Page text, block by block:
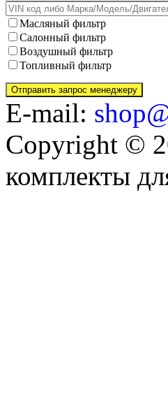
Масляный фильтр
Салонный фильтр
Воздушный фильтр
Топливный фильтр
E-mail:
Copyright ©
комплекты